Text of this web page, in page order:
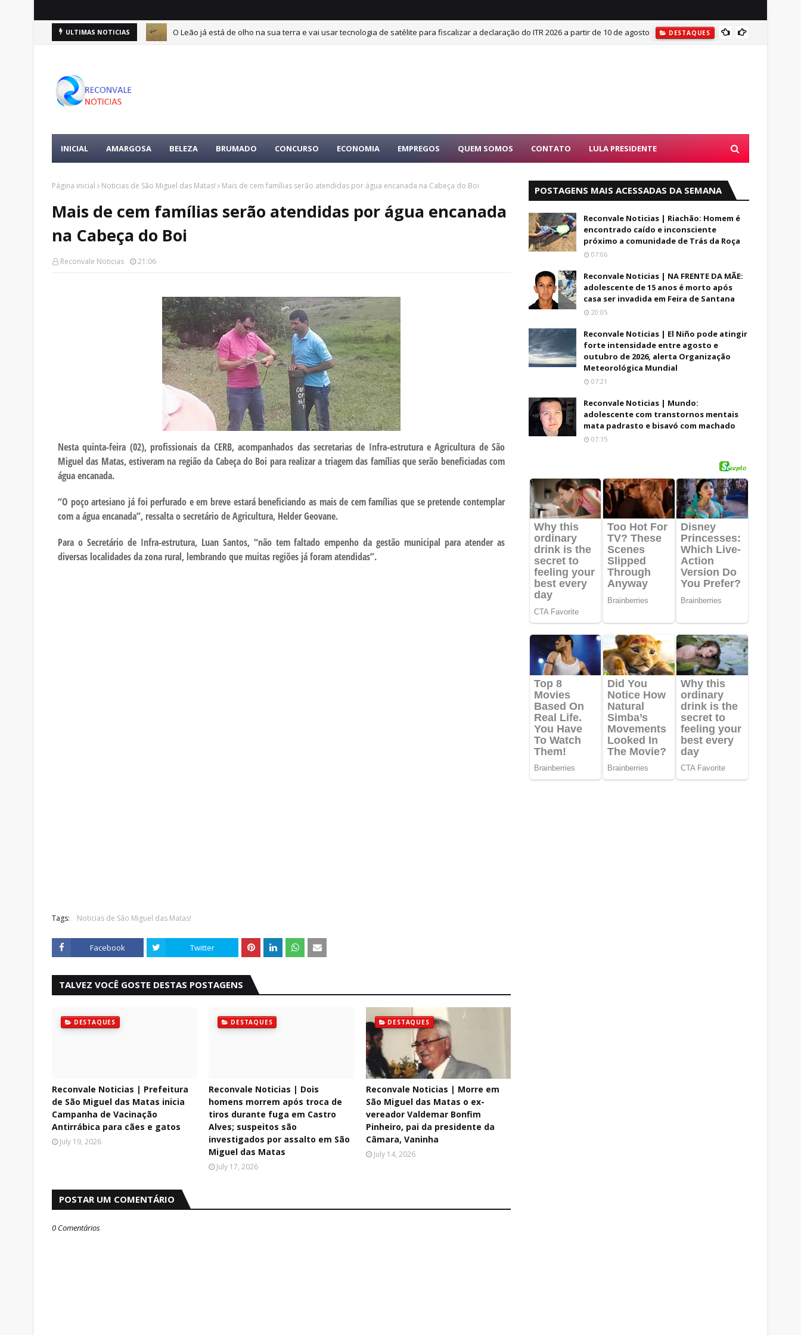
ULTIMAS NOTICIAS O Leão já está de olho na sua terra e vai usar tecnologia de satélite para fiscalizar a declaração do ITR 2026 a partir de 10 de agosto DESTAQUES
INICIAL AMARGOSA BELEZA BRUMADO CONCURSO ECONOMIA EMPREGOS QUEM SOMOS CONTATO LULA PRESIDENTE
Página inicial Noticias de São Miguel das Matas! Mais de cem famílias serão atendidas por água encanada na Cabeça do Boi
Mais de cem famílias serão atendidas por água encanada
na Cabeça do Boi
Reconvale Noticias 21:06
Nesta quinta-feira (02), profissionais da CERB, acompanhados das secretarias de Infra-estrutura e Agricultura de São
Miguel das Matas, estiveram na região da Cabeça do Boi para realizar a triagem das famílias que serão beneficiadas com
água encanada.
“O poço artesiano já foi perfurado e em breve estará beneficiando as mais de cem famílias que se pretende contemplar
com a água encanada”, ressalta o secretário de Agricultura, Helder Geovane.
Para o Secretário de Infra-estrutura, Luan Santos, “não tem faltado empenho da gestão municipal para atender as
diversas localidades da zona rural, lembrando que muitas regiões já foram atendidas”.
Tags: Noticias de São Miguel das Matas!
Facebook Twitter
TALVEZ VOCÊ GOSTE DESTAS POSTAGENS
DESTAQUES
Reconvale Noticias | Prefeitura
de São Miguel das Matas inicia
Campanha de Vacinação
Antirrábica para cães e gatos
July 19, 2026
DESTAQUES
Reconvale Noticias | Dois
homens morrem após troca de
tiros durante fuga em Castro
Alves; suspeitos são
investigados por assalto em São
Miguel das Matas
July 17, 2026
DESTAQUES
Reconvale Noticias | Morre em
São Miguel das Matas o ex-
vereador Valdemar Bonfim
Pinheiro, pai da presidente da
Câmara, Vaninha
July 14, 2026
POSTAR UM COMENTÁRIO
0 Comentários
POSTAGENS MAIS ACESSADAS DA SEMANA
Reconvale Noticias | Riachão: Homem é
encontrado caído e inconsciente
próximo a comunidade de Trás da Roça
07:06
Reconvale Noticias | NA FRENTE DA MÃE:
adolescente de 15 anos é morto após
casa ser invadida em Feira de Santana
20:05
Reconvale Noticias | El Niño pode atingir
forte intensidade entre agosto e
outubro de 2026, alerta Organização
Meteorológica Mundial
07:21
Reconvale Noticias | Mundo:
adolescente com transtornos mentais
mata padrasto e bisavó com machado
07:15